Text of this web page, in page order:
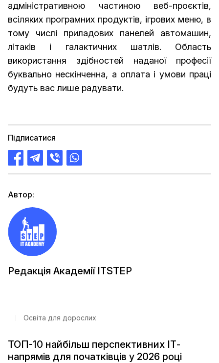
адміністративною частиною веб-проєктів,
всіляких програмних продуктів, ігрових меню, в
тому числі приладових панелей автомашин,
літаків і галактичних шатлів. Область
використання здібностей наданої професії
буквально нескінченна, а оплата і умови праці
будуть вас лише радувати.
Підписатися
Автор:
Редакція Академії ITSTEP
Освіта для дорослих
ТОП-10 найбільш перспективних ІТ-
напрямів для початківців у 2026 році